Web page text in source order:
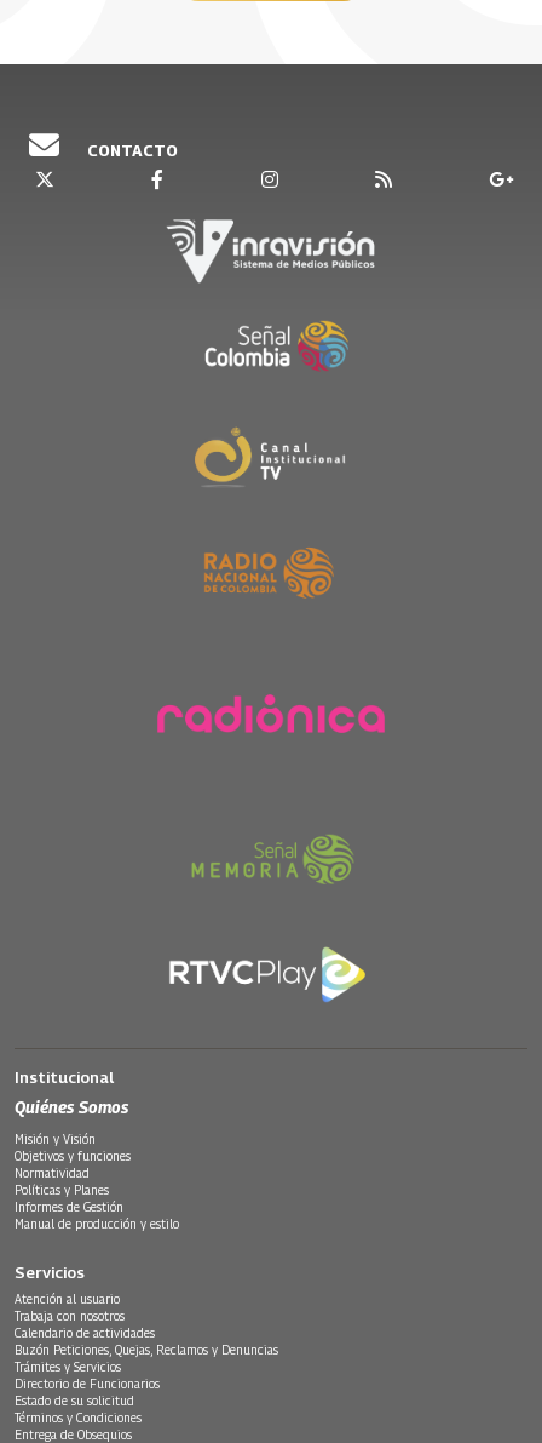
CONTACTO
Institucional
Quiénes Somos
Misión y Visión
Objetivos y funciones
Normatividad
Políticas y Planes
Informes de Gestión
Manual de producción y estilo
Servicios
Atención al usuario
Trabaja con nosotros
Calendario de actividades
Buzón Peticiones, Quejas, Reclamos y Denuncias
Trámites y Servicios
Directorio de Funcionarios
Estado de su solicitud
Términos y Condiciones
Entrega de Obsequios